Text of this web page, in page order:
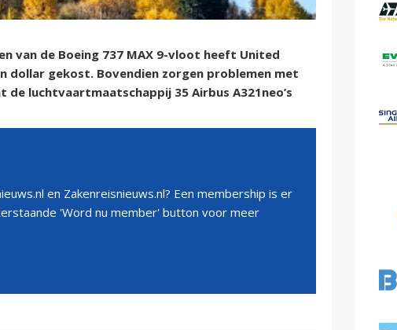
van de Boeing 737 MAX 9-vloot heeft United
dollar gekost. Bovendien zorgen problemen met
luchtvaartmaatschappij 35 Airbus A321neo’s
en Zakenreisnieuws.nl? Een membership is er
'Word nu member' button voor meer